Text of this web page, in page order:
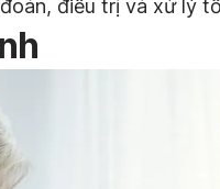
điều trị và xử lý